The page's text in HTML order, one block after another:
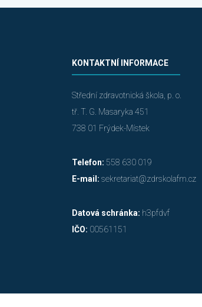
KONTAKTNÍ INFORMACE
Střední zdravotnická škola, p. o.
tř. T. G. Masaryka 451
738 01 Frýdek-Místek
Telefon: 558 630 019
E-mail: sekretariat@zdrskolafm.cz
Datová schránka: h3pfdvf
IČO: 00561151